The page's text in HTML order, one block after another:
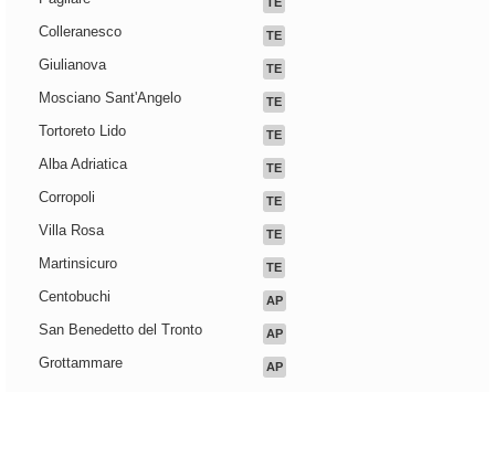
Colleranesco TE
Giulianova TE
Mosciano Sant'Angelo TE
Tortoreto Lido TE
Alba Adriatica TE
Corropoli TE
Villa Rosa TE
Martinsicuro TE
Centobuchi AP
San Benedetto del Tronto AP
Grottammare AP